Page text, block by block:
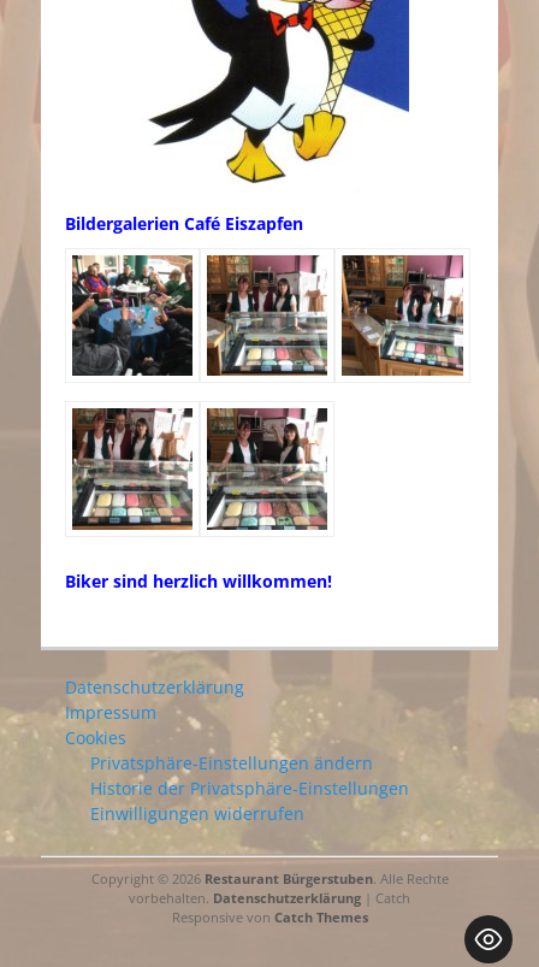
Bildergalerien Café Eiszapfen
Biker sind herzlich willkommen!
Datenschutzerklärung
Impressum
Cookies
Privatsphäre-Einstellungen ändern
Historie der Privatsphäre-Einstellungen
Einwilligungen widerrufen
Copyright © 2026 Restaurant Bürgerstuben. Alle Rechte
vorbehalten. Datenschutzerklärung | Catch
Responsive von Catch Themes